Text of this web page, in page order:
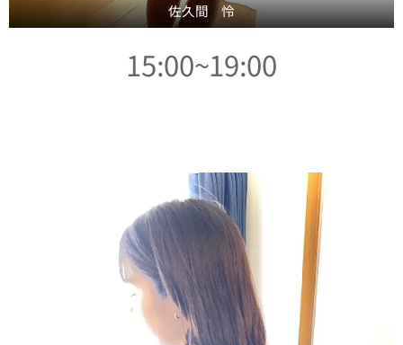
佐久間 怜
15:00~19:00